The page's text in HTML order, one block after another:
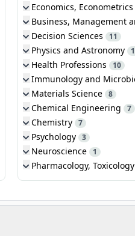
Economics,
Business, Management
Decision Sciences 11
Physics and Astronomy
Health Professions 10
Immunology and
Materials Science 8
Chemical Engineering 7
Chemistry 7
Psychology 3
Neuroscience 1
Pharmacology,